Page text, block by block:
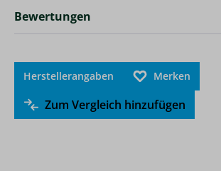
Bewertungen
Herstellerangaben Merken
Zum Vergleich hinzufügen